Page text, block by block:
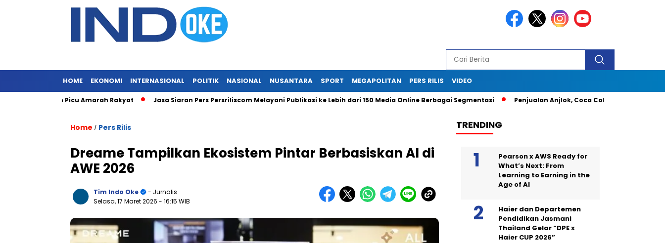
HOME EKONOMI INTERNASIONAL POLITIK NASIONAL NUSANTARA SPORT MEGAPOLITAN PERS RILIS VIDEO
Ringan Picu Amarah Rakyat Jasa Siaran Pers Persriliscom Melayani Publikasi ke Lebih dari 150 Media Online Berbagai Segmentasi Penjualan Anjlok, Coca Cola Tutup Pabrik di Bali
Home / Pers Rilis
Dreame Tampilkan Ekosistem Pintar Berbasiskan AI di
AWE 2026
Tim Indo Oke
- Jurnalis
Selasa, 17 Maret 2026 - 16:15 WIB
TRENDING
Pearson x AWS Ready for
What’s Next: From
Learning to Earning in the
Age of AI
Haier dan Departemen
Pendidikan Jasmani
Thailand Gelar “DPE x
Haier CUP 2026”